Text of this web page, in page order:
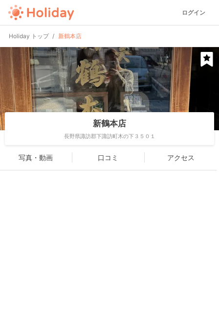
ログイン
Holiday トップ 新鶴本店
新鶴本店
長野県諏訪郡下諏訪町木の下３５０１
写真・動画 口コミ アクセス